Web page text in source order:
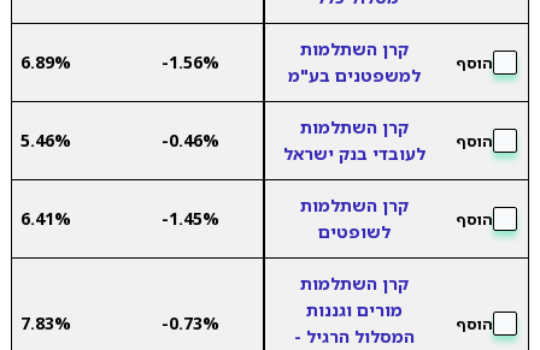
הוסף
קרן השתלמות
למשפטנים בע"מ
-1.56%
6.89%
הוסף
קרן השתלמות
לעובדי בנק ישראל
-0.46%
5.46%
הוסף
קרן השתלמות
לשופטים
-1.45%
6.41%
הוסף
קרן השתלמות
מורים וגננות
המסלול הרגיל -
-0.73%
7.83%